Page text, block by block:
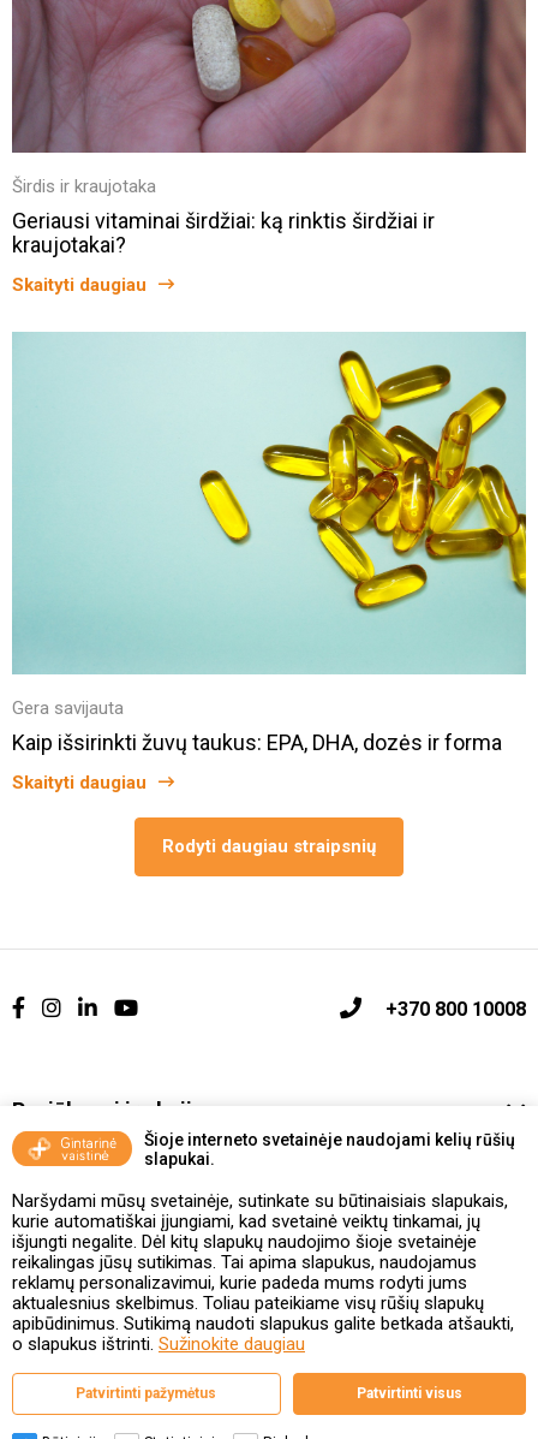
Šioje interneto svetainėje naudojami kelių rūšių
slapukai.
Naršydami mūsų svetainėje, sutinkate su būtinaisiais slapukais,
kurie automatiškai įjungiami, kad svetainė veiktų tinkamai, jų
išjungti negalite. Dėl kitų slapukų naudojimo šioje svetainėje
reikalingas jūsų sutikimas. Tai apima slapukus, naudojamus
reklamų personalizavimui, kurie padeda mums rodyti jums
aktualesnius skelbimus. Toliau pateikiame visų rūšių slapukų
apibūdinimus. Sutikimą naudoti slapukus galite betkada atšaukti,
o slapukus ištrinti. Sužinokite daugiau
Patvirtinti pažymėtus Patvirtinti visus
Širdis ir kraujotaka
Geriausi vitaminai širdžiai: ką rinktis širdžiai ir
kraujotakai?
Skaityti daugiau
Gera savijauta
Kaip išsirinkti žuvų taukus: EPA, DHA, dozės ir forma
Skaityti daugiau
Rodyti daugiau straipsnių
+370 800 10008
Pasiūlymai ir akcijos
Vakcinavimo tvarka ir taisyklės
Kontaktai ir Karjera
Taisyklės ir politika
Valstybinė vaistų kontrolės tarnyba
prie Lietuvos Respublikos sveikatos apsaugos ministerijos
Studentų g. 45A, 08107 Vilnius | +370 5 263 9264
www.vvkt.lt | vvkt@vvkt.lt